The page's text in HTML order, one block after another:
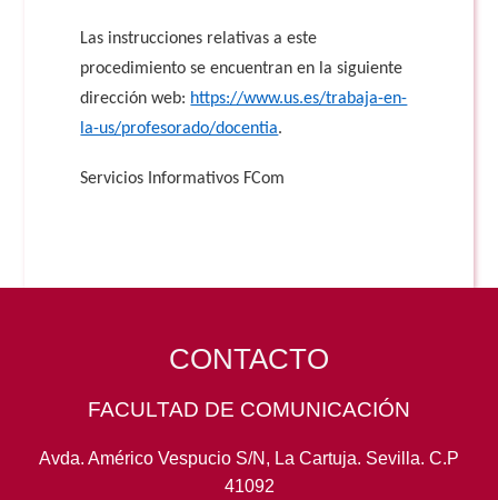
Las instrucciones relativas a este
procedimiento se encuentran en la siguiente
dirección web: https://www.us.es/trabaja-en-
la-us/profesorado/docentia.
Servicios Informativos FCom
CONTACTO
FACULTAD DE COMUNICACIÓN
Avda. Américo Vespucio S/N, La Cartuja. Sevilla. C.P
41092